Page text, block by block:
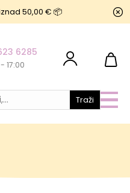
50,00 € 📦
Traži
6285
17:00